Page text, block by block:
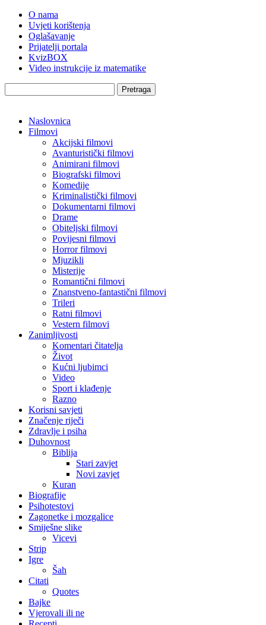
O nama
Uvjeti korištenja
Oglašavanje
Prijatelji portala
KvizBOX
Video instrukcije iz matematike
Pretraga
Naslovnica
Filmovi
Akcijski filmovi
Avanturistički filmovi
Animirani filmovi
Biografski filmovi
Komedije
Kriminalistički filmovi
Dokumentarni filmovi
Drame
Obiteljski filmovi
Povijesni filmovi
Horror filmovi
Mjuzikli
Misterije
Romantični filmovi
Znanstveno-fantastični filmovi
Trileri
Ratni filmovi
Vestern filmovi
Zanimljivosti
Komentari čitatelja
Život
Kućni ljubimci
Video
Sport i klađenje
Razno
Korisni savjeti
Značenje riječi
Zdravlje i psiha
Duhovnost
Biblija
Stari zavjet
Novi zavjet
Kuran
Biografije
Psihotestovi
Zagonetke i mozgalice
Smiješne slike
Vicevi
Strip
Igre
Šah
Citati
Quotes
Bajke
Vjerovali ili ne